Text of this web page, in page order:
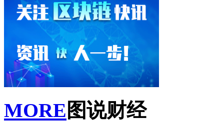
MORE 图说财经